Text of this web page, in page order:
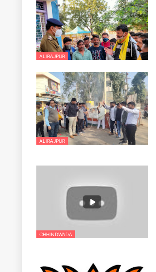
ALIRAJPUR
ALIRAJPUR
CHHINDWADA